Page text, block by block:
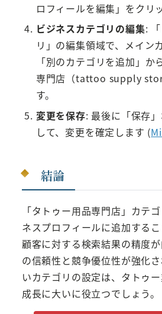
ロフィールを編集」をクリ
ビジネスカテゴリの編集:
リ」の編集領域で、メイン
「別のカテゴリを追加」か
専門店（tattoo supply
す。
変更を保存: 最後に「保存
して、変更を確定します​ (
結論
「タトゥー用品専門店」カテ
ネスプロフィールに追加する
顧客に対する検索結果の精度
の信頼性と競争優位性が強化
いカテゴリの設定は、タトゥ
成長に大いに役立つでしょう。